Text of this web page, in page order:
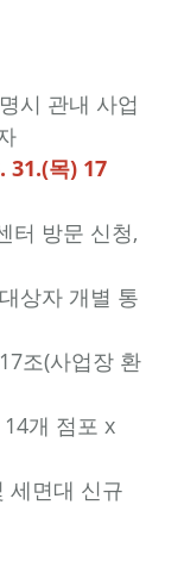
시 관내 사업
업자
31.(목) 17
터 방문 신청,
상자 개별 통
조(사업장 환
개 점포 x
세면대 신규